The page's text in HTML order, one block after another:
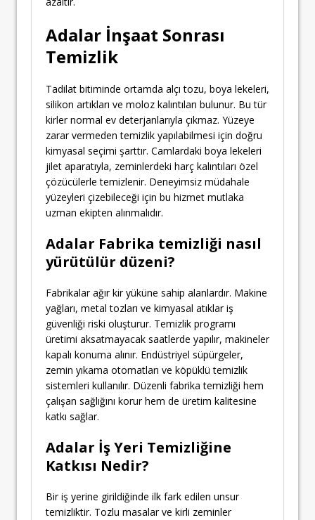
Adalar İnşaat Sonrası
Temizlik
Tadilat bitiminde ortamda alçı tozu, boya lekeleri,
silikon artıkları ve moloz kalıntıları bulunur. Bu tür
kirler normal ev deterjanlarıyla çıkmaz. Yüzeye
zarar vermeden temizlik yapılabilmesi için doğru
kimyasal seçimi şarttır. Camlardaki boya lekeleri
jilet aparatıyla, zeminlerdeki harç kalıntıları özel
çözücülerle temizlenir. Deneyimsiz müdahale
yüzeyleri çizebileceği için bu hizmet mutlaka
uzman ekipten alınmalıdır.
Adalar Fabrika temizliği nasıl
yürütülür düzeni?
Fabrikalar ağır kir yüküne sahip alanlardır. Makine
yağları, metal tozları ve kimyasal atıklar iş
güvenliği riski oluşturur. Temizlik programı
üretimi aksatmayacak saatlerde yapılır, makineler
kapalı konuma alınır. Endüstriyel süpürgeler,
zemin yıkama otomatları ve köpüklü temizlik
sistemleri kullanılır. Düzenli fabrika temizliği hem
çalışan sağlığını korur hem de üretim kalitesine
katkı sağlar.
Adalar İş Yeri Temizliğine
Katkısı Nedir?
Bir iş yerine girildiğinde ilk fark edilen unsur
temizliktir. Tozlu masalar ve kirli zeminler